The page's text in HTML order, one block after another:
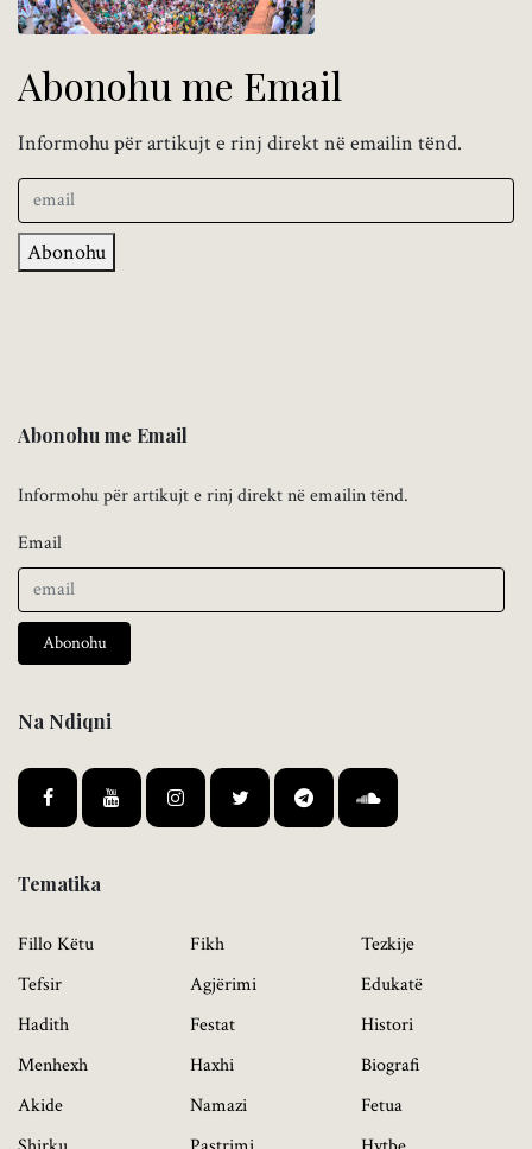
Abonohu me Email
Informohu për artikujt e rinj direkt në emailin tënd.
Abonohu
Abonohu me Email
Informohu për artikujt e rinj direkt në emailin tënd.
Email
Abonohu
Na Ndiqni
Tematika
Fillo Këtu
Tefsir
Hadith
Menhexh
Akide
Fikh
Agjërimi
Festat
Haxhi
Namazi
Tezkije
Edukatë
Histori
Biografi
Fetua